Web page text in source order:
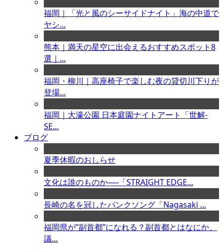
福岡｜「光と風のシーサイドナイト」海の中道で
ヤシ...
熊本｜満天の星空に出会えるおすすめスポット8
選｜...
福岡・柳川｜高座椅子で楽しむ夜の貸切川下りが
登場...
福岡｜大濠公園 日本庭園ナイトアート「世解-
SE...
ブログ
夏季休暇のおしらせ
文化は誰のものか──「STRAIGHT EDGE...
長崎の名を冠したパンクソング「Nagasaki ...
福岡県が“副首都”になれる？副首都とはなにか、
議...